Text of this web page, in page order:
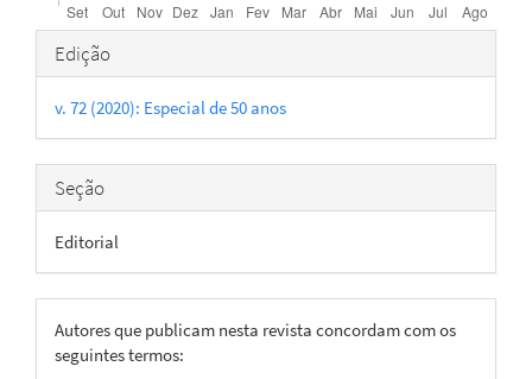
Detalhes
do
artigo
Edição
v. 72 (2020): Especial de 50 anos
Seção
Editorial
Autores que publicam nesta revista concordam com os
seguintes termos: